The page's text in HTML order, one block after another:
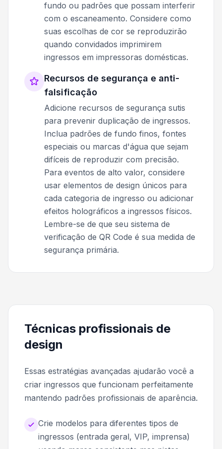
fundo ou padrões que possam interferir
com o escaneamento. Considere como
suas escolhas de cor se reproduzirão
quando convidados imprimirem
ingressos em impressoras domésticas.
Recursos de segurança e anti-
falsificação
Adicione recursos de segurança sutis
para prevenir duplicação de ingressos.
Inclua padrões de fundo finos, fontes
especiais ou marcas d'água que sejam
difíceis de reproduzir com precisão.
Para eventos de alto valor, considere
usar elementos de design únicos para
cada categoria de ingresso ou adicionar
efeitos holográficos a ingressos físicos.
Lembre-se de que seu sistema de
verificação de QR Code é sua medida de
segurança primária.
Técnicas profissionais de
design
Essas estratégias avançadas ajudarão você a
criar ingressos que funcionam perfeitamente
mantendo padrões profissionais de aparência.
Crie modelos para diferentes tipos de
ingressos (entrada geral, VIP, imprensa)